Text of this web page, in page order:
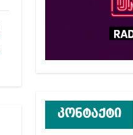
კონტაქტი